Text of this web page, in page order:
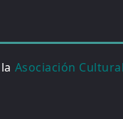
Asociación